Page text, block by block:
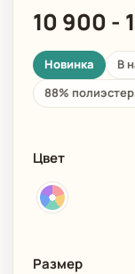
10 900 -
Новинка В
88%
Цвет
Размер